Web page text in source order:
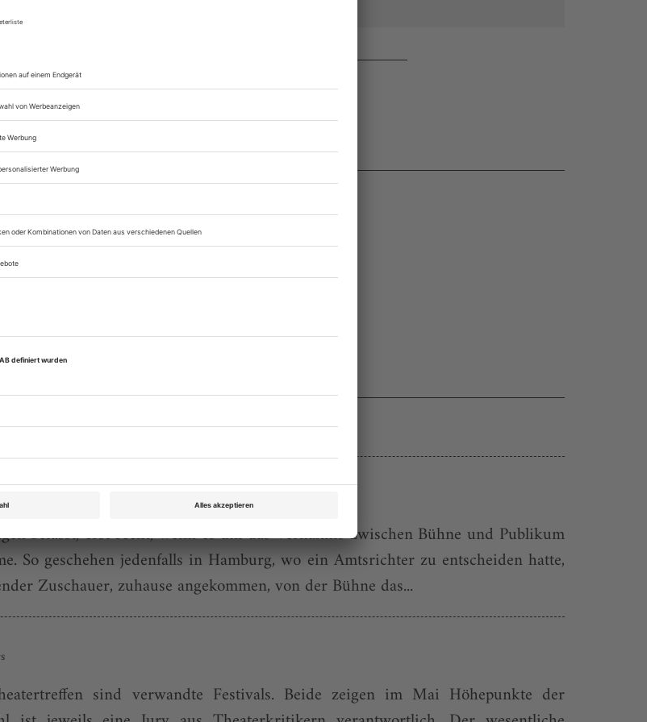
heute Mai 2009
Vorschau, Impressum, Seite 72
– und gibt Interpretationsfreiheit
befasst, erst recht, wenn es um das Verhältnis zwischen Bühne und Publikum
So geschehen jedenfalls in Hamburg, wo ein Amtsrichter zu entscheiden hatte,
Zuschauer, zuhause angekommen, von der Bühne das...
sind verwandte Festivals. Beide zeigen im Mai Höhepunkte der